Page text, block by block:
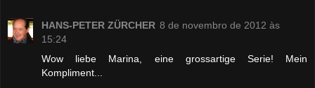
HANS-PETER ZÜRCHER 8 de novembro de 2012 às
15:24
Wow liebe Marina, eine grossartige Serie! Mein
Kompliment...